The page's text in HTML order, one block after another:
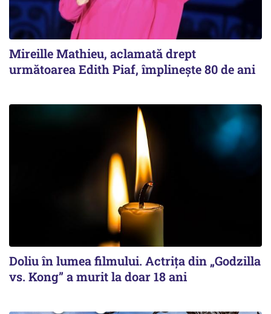
Mireille Mathieu, aclamată drept
următoarea Edith Piaf, împlinește 80 de ani
Doliu în lumea filmului. Actrița din „Godzilla
vs. Kong” a murit la doar 18 ani